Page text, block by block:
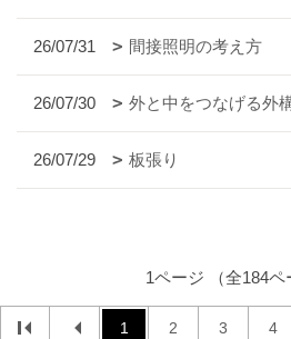
26/07/31 間接照明の考え方
26/07/30 外と中をつなげる外
26/07/29 板張り
1ページ （全184ペ
1 2 3 4